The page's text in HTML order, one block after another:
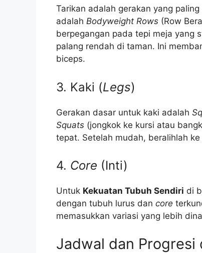
Tarikan adalah gerakan yang
adalah Bodyweight Rows (Row
berpegangan pada tepi meja yang
palang rendah di taman. Ini
biceps.
3. Kaki (Legs)
Gerakan dasar untuk kaki adalah
Squats (jongkok ke kursi atau
tepat. Setelah mudah, beralihlah ke
4. Core (Inti)
Untuk Kekuatan Tubuh Sendiri di
dengan tubuh lurus dan core
memasukkan variasi yang lebih
Jadwal dan Progresi